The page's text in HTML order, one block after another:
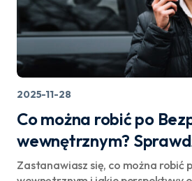
2025-11-28
Co można robić po
wewnętrznym?
Zastanawiasz się, co można robić